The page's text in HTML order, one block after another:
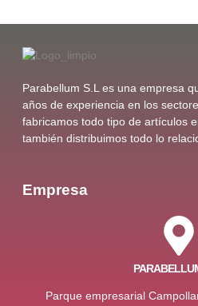
Parabellum S.L es una empresa
años de experiencia en los
fabricamos todo tipo de artículos
también distribuimos todo lo
Empresa
Parque empresarial